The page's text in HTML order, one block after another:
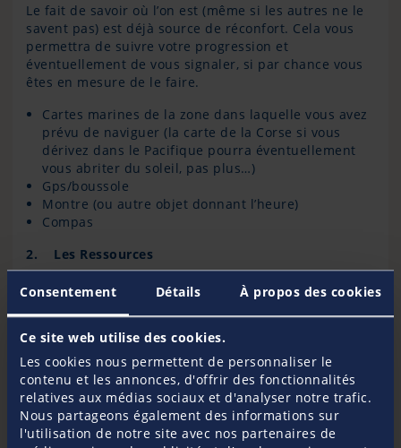
Consentement Détails À propos des cookies
Ce site web utilise des cookies.
Les cookies nous permettent de personnaliser le
contenu et les annonces, d'offrir des fonctionnalités
relatives aux médias sociaux et d'analyser notre trafic.
Nous partageons également des informations sur
l'utilisation de notre site avec nos partenaires de
Le fait de savoir où l’on est (même si les autres ne le
savent pas) est déjà source de réconfort. Cela vous
permettra de suivre votre progression et
éventuellement de vous signaler, si par chance vous
êtes en mesure de le faire.
Cartes marines de la zone dans laquelle vous avez
prévu de naviguer (la carte de la Corse si vous
dérivez dans le Pacifique pourra éventuellement
vous abriter du soleil, pas plus…)
Gps/boussole
Montre (ou autre objet donnant l’heure)
Compas
2. Les Ressources
L’eau
préoccupation du naufragé.
S’il est possible de survivre pendant au moins 20
jours sans s’alimenter, vous ne tiendrez pas 3 jours
sans eau en particulier dans les zones tropicales.
Les Indispensables :